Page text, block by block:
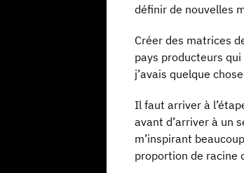
définir de nouvelles
Créer des matrices
pays producteurs
j’avais quelque
Il faut arriver à
avant d’arriver à un
m’inspirant
proportion de racine